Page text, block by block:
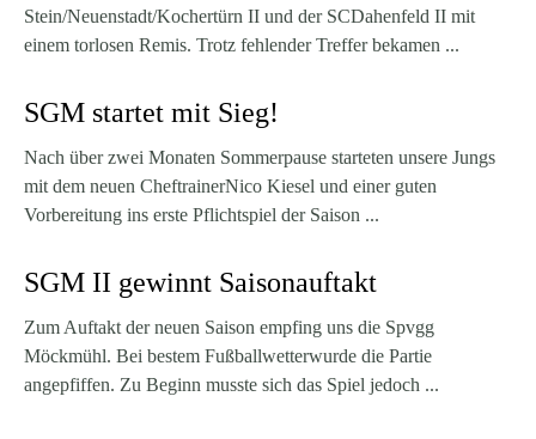
Stein/Neuenstadt/Kochertürn II und der SCDahenfeld II mit
einem torlosen Remis. Trotz fehlender Treffer bekamen ...
SGM startet mit Sieg!
Nach über zwei Monaten Sommerpause starteten unsere Jungs
mit dem neuen CheftrainerNico Kiesel und einer guten
Vorbereitung ins erste Pflichtspiel der Saison ...
SGM II gewinnt Saisonauftakt
Zum Auftakt der neuen Saison empfing uns die Spvgg
Möckmühl. Bei bestem Fußballwetterwurde die Partie
angepfiffen. Zu Beginn musste sich das Spiel jedoch ...